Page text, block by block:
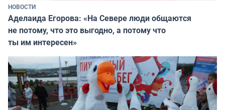
НОВОСТИ
Аделаида Егорова: «На Севере люди общаются
не потому, что это выгодно, а потому что
ты им интересен»